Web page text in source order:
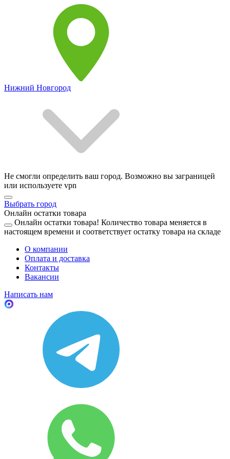
Нижний Новгород
Не смогли определить ваш город. Возможно вы заграницей
или используете vpn
Выбрать город
Онлайн остатки товара
Онлайн остатки товара! Количество товара меняется в
настоящем времени и соответствует остатку товара на складе
О компании
Оплата и доставка
Контакты
Вакансии
Написать нам